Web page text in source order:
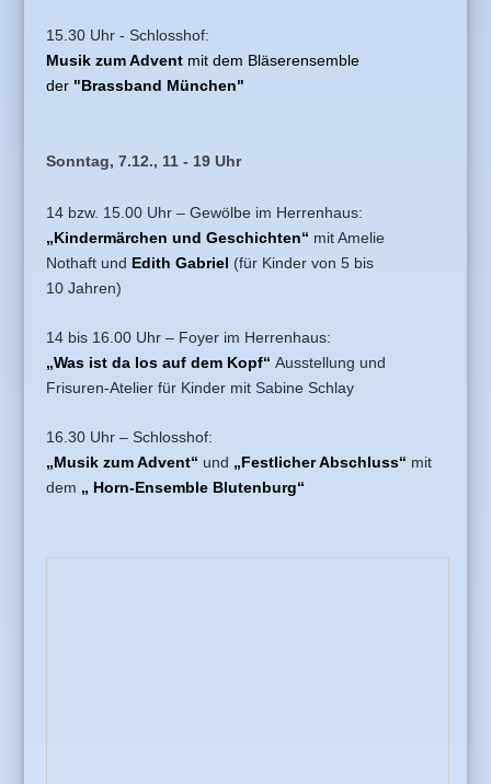
15.30 Uhr - Schlosshof:
Musik zum Advent mit dem Bläserensemble
der "Brassband München"
Sonntag, 7.12., 11 - 19 Uhr
14 bzw. 15.00 Uhr – Gewölbe im Herrenhaus:
„Kindermärchen und Geschichten“ mitAmelie
Nothaft und Edith Gabriel (für Kinder von 5 bis
10 Jahren)
14 bis 16.00 Uhr – Foyer im Herrenhaus:
„Was ist da los auf dem Kopf“ Ausstellung und
Frisuren-Atelier für Kinder mit Sabine Schlay
16.30 Uhr – Schlosshof:
„Musik zum Advent“ und „Festlicher Abschluss“ mit
dem „ Horn-Ensemble Blutenburg“